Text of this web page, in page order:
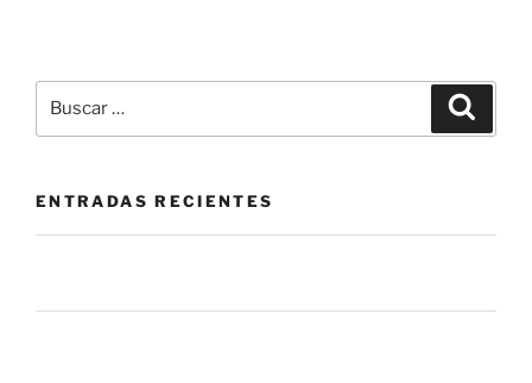
ENTRADAS RECIENTES